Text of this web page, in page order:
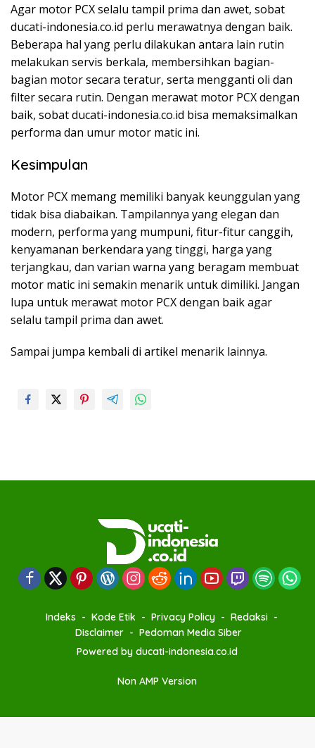
Agar motor PCX selalu tampil prima dan awet, sobat
ducati-indonesia.co.id perlu merawatnya dengan baik.
Beberapa hal yang perlu dilakukan antara lain rutin
melakukan servis berkala, membersihkan bagian-
bagian motor secara teratur, serta mengganti oli dan
filter secara rutin. Dengan merawat motor PCX dengan
baik, sobat ducati-indonesia.co.id bisa memaksimalkan
performa dan umur motor matic ini.
Kesimpulan
Motor PCX memang memiliki banyak keunggulan yang
tidak bisa diabaikan. Tampilannya yang elegan dan
modern, performa yang mumpuni, fitur-fitur canggih,
kenyamanan berkendara yang tinggi, harga yang
terjangkau, dan varian warna yang beragam membuat
motor matic ini semakin menarik untuk dimiliki. Jangan
lupa untuk merawat motor PCX dengan baik agar
selalu tampil prima dan awet.
Sampai jumpa kembali di artikel menarik lainnya.
Indeks Kode Etik Privacy Policy
Redaksi
Disclaimer
Pedoman Media Siber
Powered by ducati-indonesia.co.id
Non AMP Version